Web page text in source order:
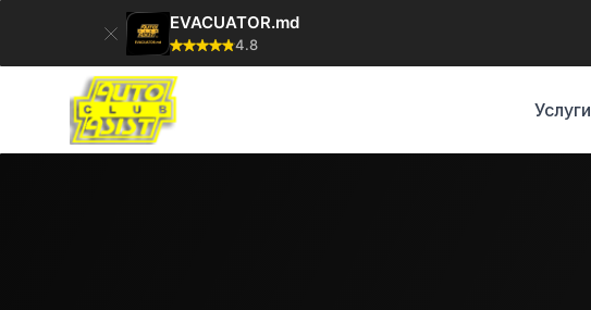
EVACUATOR.md
4.8
Услуги